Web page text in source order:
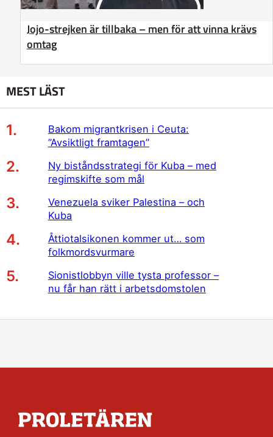
Jojo-strejken är tillbaka – men för att vinna krävs
omtag
MEST LÄST
Bakom migrantkrisen i Ceuta:
”Avsiktligt framtagen”
Ny biståndsstrategi för Kuba – med
regimskifte som mål
Venezuela sviker Palestina – och
Kuba
Åttiotalsikonen kommer ut… som
folkmordsvurmare
Sionistlobbyn ville tysta professor –
nu får han rätt i arbetsdomstolen